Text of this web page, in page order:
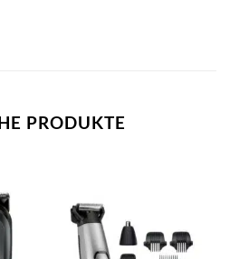
PRODUKTE